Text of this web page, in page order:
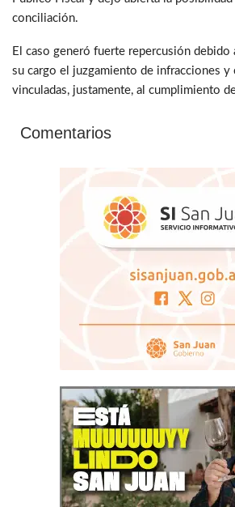
conciliación.
El caso generó fuerte repercusión debido
su cargo el juzgamiento de infracciones y
vinculadas, justamente, al cumplimiento
Comentarios